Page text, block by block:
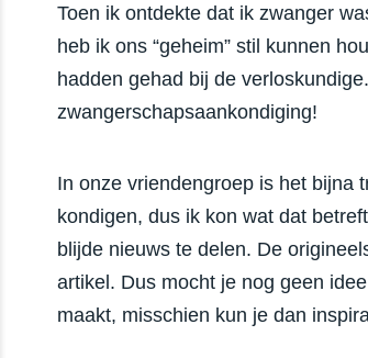
Toen ik ontdekte dat ik zwanger
heb ik ons “geheim” stil kunnen
hadden gehad bij de
zwangerschapsaankondiging!
In onze vriendengroep is het bijna
kondigen, dus ik kon wat dat
blijde nieuws te delen. De
artikel. Dus mocht je nog geen
maakt, misschien kun je dan